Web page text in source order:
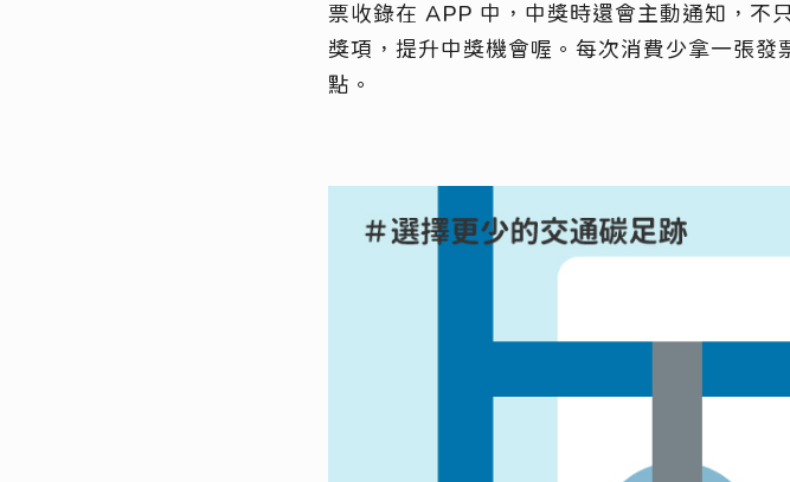
票收錄在 APP 中，中獎時還會主動通知，不
獎項，提升中獎機會喔。每次消費少拿一張
點。